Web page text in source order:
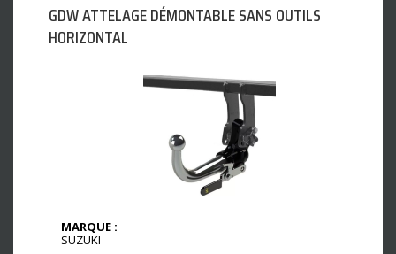
GDW ATTELAGE DÉMONTABLE SANS OUTILS
HORIZONTAL
MARQUE :
SUZUKI